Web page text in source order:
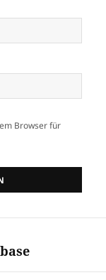
Browser für